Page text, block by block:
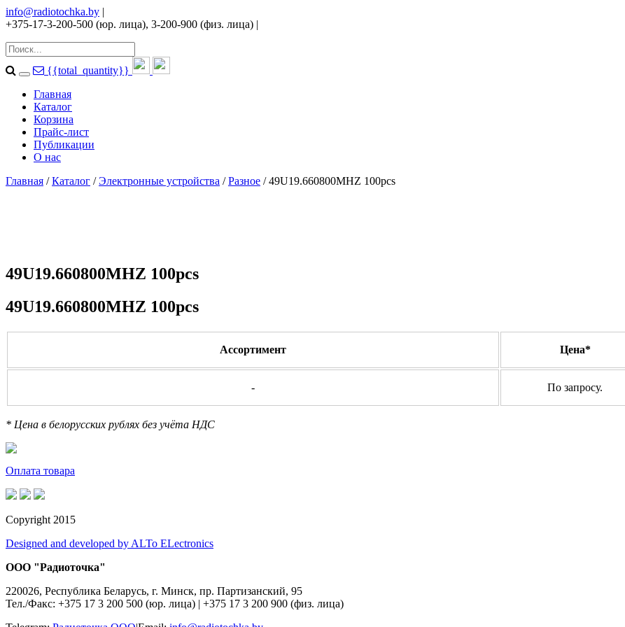
info@radiotochka.by |
+375-17-3-200-500 (юр. лица), 3-200-900 (физ. лица) |
{{total_quantity}}
Главная
Каталог
Корзина
Прайс-лист
Публикации
О нас
Главная /Каталог /Электронные устройства /Разное / 49U19.660800MHZ 100pcs
49U19.660800MHZ 100pcs
49U19.660800MHZ 100pcs
Ассортимент Цена*
- По запросу.
* Цена в белорусских рублях без учёта НДС
Оплата товара
Copyright 2015
Designed and developed by ALTo ELectronics
ООО "Радиоточка"
220026, Республика Беларусь, г. Минск, пр. Партизанский, 95
Тел./Факс: +375 17 3 200 500 (юр. лица) | +375 17 3 200 900 (физ. лица)